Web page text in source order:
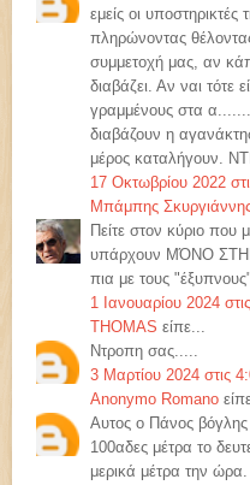
εμείς οι
πληρώνοντας
συμμετοχή μας, αν
διαβάζει. Αν ναι τότε
γραμμένους στα
διαβάζουν η
μέρος καταλήγουν.
17 Οκτωβρίου 2022
Μπάμπης
Πείτε στον κύριο που
υπάρχουν ΜΌΝΟ
πια με τους
1 Ιανουαρίου 2024
THOMAS είπε...
Ντροπη σας.....
3 Μαρτίου 2024 στις
Anonymo Romano
Αυτος ο Πάνος
100αδες μέτρα το
μερικά μέτρα την